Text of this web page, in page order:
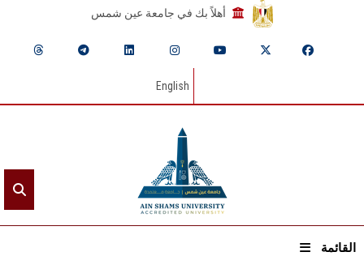
أهلاً بك في جامعة عين شمس
English
القائمة